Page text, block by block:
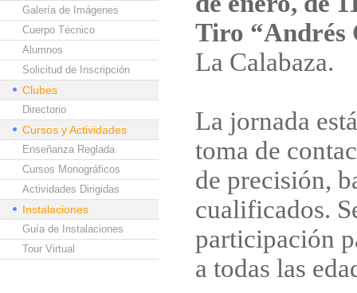
Galería de Imágenes
Cuerpo Técnico
Alumnos
Solicitud de Inscripción
Clubes
Directorio
Cursos y Actividades
Enseñanza Reglada
Cursos Monográficos
Actividades Dirigidas
Instalaciones
Guía de Instalaciones
Tour Virtual
Tiro “Andrés
La Calabaza.
La jornada
toma de
de precisión,
cualificados.
participación
a todas las